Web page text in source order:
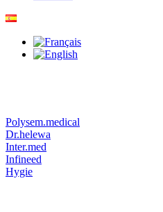
Polysem.medical
Dr.helewa
Inter.med
Infineed
Hygie